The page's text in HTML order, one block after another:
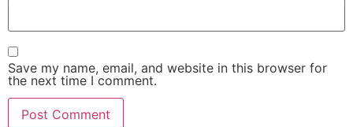
Save my name, email, and website in this browser for
the next time I comment.